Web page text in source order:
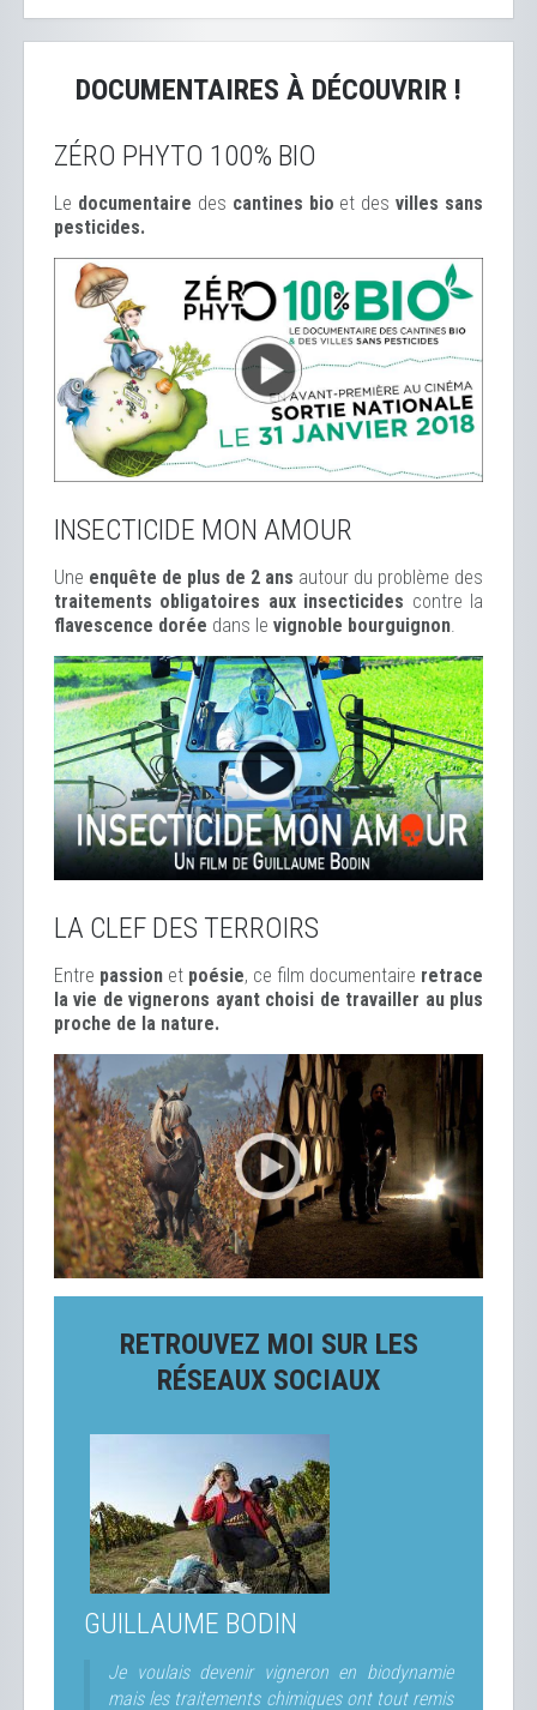
DOCUMENTAIRES À DÉCOUVRIR !
ZÉRO PHYTO 100% BIO
Le documentaire des cantines bio et desvilles sans
pesticides.
INSECTICIDE MON AMOUR
Une enquête de plus de 2 ans autour du problème des
traitements obligatoires aux insecticides contre la
flavescence dorée dans le vignoble bourguignon.
LA CLEF DES TERROIRS
Entre passion et poésie, ce film documentaire retrace
la vie de vignerons ayant choisi de travailler au plus
proche de la nature.
RETROUVEZ MOI SUR LES
RÉSEAUX SOCIAUX
GUILLAUME BODIN
Je voulais devenir vigneron en biodynamie
mais les traitements chimiques ont tout remis